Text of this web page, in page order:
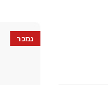
נמכר